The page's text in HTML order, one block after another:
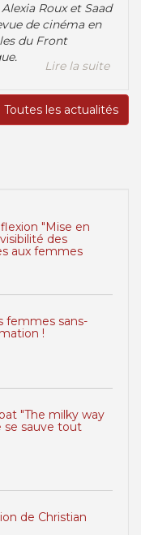
Roux et Saad
de cinéma en
du Front
Lire la suite
Toutes les actualités
"Mise en
des
aux femmes
femmes sans-
!
"The milky way
se sauve tout
de Christian